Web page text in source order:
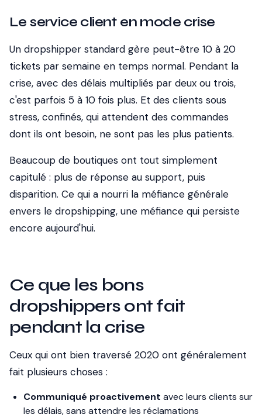
Le service client en mode crise
Un dropshipper standard gère peut-être 10 à 20
tickets par semaine en temps normal. Pendant la
crise, avec des délais multipliés par deux ou trois,
c'est parfois 5 à 10 fois plus. Et des clients sous
stress, confinés, qui attendent des commandes
dont ils ont besoin, ne sont pas les plus patients.
Beaucoup de boutiques ont tout simplement
capitulé : plus de réponse au support, puis
disparition. Ce qui a nourri la méfiance générale
envers le dropshipping, une méfiance qui persiste
encore aujourd'hui.
Ce que les bons
dropshippers ont fait
pendant la crise
Ceux qui ont bien traversé 2020 ont généralement
fait plusieurs choses :
Communiqué proactivement avec leurs clients sur
les délais, sans attendre les réclamations